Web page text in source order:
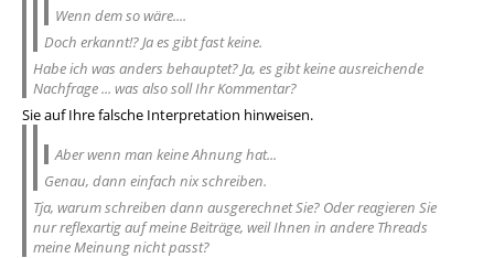
Wenn dem so wäre....
Doch erkannt!? Ja es gibt fast keine.
Habe ich was anders behauptet? Ja, es gibt keine ausreichende
Nachfrage ... was also soll Ihr Kommentar?
Sie auf Ihre falsche Interpretation hinweisen.
Aber wenn man keine Ahnung hat...
Genau, dann einfach nix schreiben.
Tja, warum schreiben dann ausgerechnet Sie? Oder reagieren Sie
nur reflexartig auf meine Beiträge, weil Ihnen in andere Threads
meine Meinung nicht passt?